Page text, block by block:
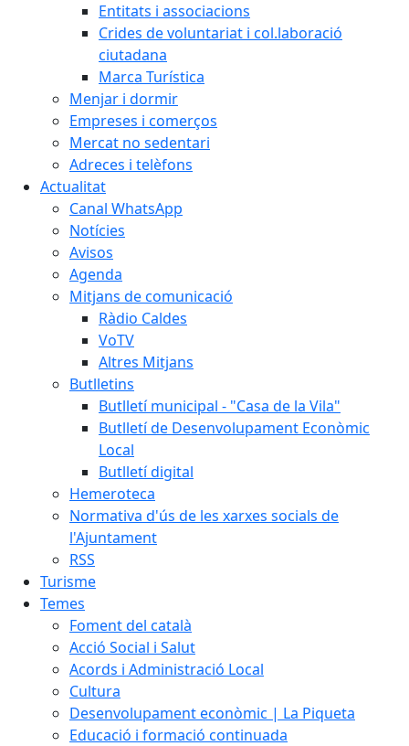
Entitats i associacions
Crides de voluntariat i col.laboració
ciutadana
Marca Turística
Menjar i dormir
Empreses i comerços
Mercat no sedentari
Adreces i telèfons
Actualitat
Canal WhatsApp
Notícies
Avisos
Agenda
Mitjans de comunicació
Ràdio Caldes
VoTV
Altres Mitjans
Butlletins
Butlletí municipal - "Casa de la Vila"
Butlletí de Desenvolupament Econòmic
Local
Butlletí digital
Hemeroteca
Normativa d'ús de les xarxes socials de
l'Ajuntament
RSS
Turisme
Temes
Foment del català
Acció Social i Salut
Acords i Administració Local
Cultura
Desenvolupament econòmic | La Piqueta
Educació i formació continuada